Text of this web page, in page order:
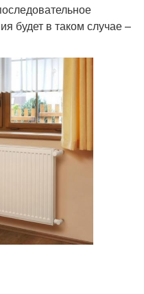
будет в таком случае –